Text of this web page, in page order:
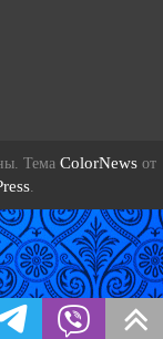
Тема ColorNews от